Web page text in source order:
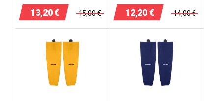
13,20€ 15,00€ 12,20€ 14,00€